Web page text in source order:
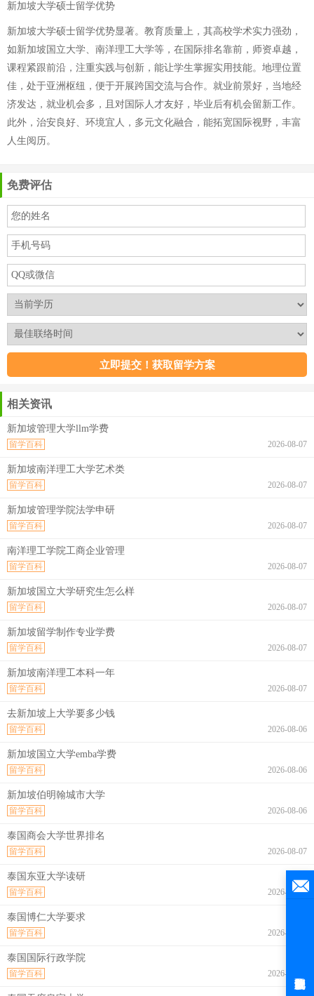
新加坡大学硕士留学优势
新加坡大学硕士留学优势显著。教育质量上，其高校学术实力强劲，
如新加坡国立大学、南洋理工大学等，在国际排名靠前，师资卓越，
课程紧跟前沿，注重实践与创新，能让学生掌握实用技能。地理位置
佳，处于亚洲枢纽，便于开展跨国交流与合作。就业前景好，当地经
济发达，就业机会多，且对国际人才友好，毕业后有机会留新工作。
此外，治安良好、环境宜人，多元文化融合，能拓宽国际视野，丰富
人生阅历。
免费评估
相关资讯
新加坡管理大学llm学费
2026-08-07
留学百科
新加坡南洋理工大学艺术类
2026-08-07
留学百科
新加坡管理学院法学申研
2026-08-07
留学百科
南洋理工学院工商企业管理
2026-08-07
留学百科
新加坡国立大学研究生怎么样
2026-08-07
留学百科
新加坡留学制作专业学费
2026-08-07
留学百科
新加坡南洋理工本科一年
2026-08-07
留学百科
去新加坡上大学要多少钱
2026-08-06
留学百科
新加坡国立大学emba学费
2026-08-06
留学百科
新加坡伯明翰城市大学
2026-08-06
留学百科
泰国商会大学世界排名
2026-08-07
留学百科
泰国东亚大学读研
2026-08-07
留学百科
泰国博仁大学要求
2026-08-07
留学百科
泰国国际行政学院
2026-08-07
留学百科